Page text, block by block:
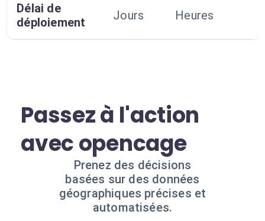
Délai de
déploiement
Jours Heures
Passez à l'action
avec opencage
Prenez des décisions
basées sur des données
géographiques précises et
automatisées.